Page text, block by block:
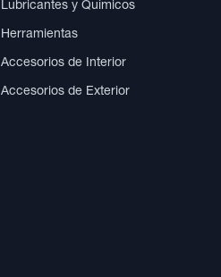
Lubricantes y Químicos
Herramientas
Accesorios de Interior
Accesorios de Exterior